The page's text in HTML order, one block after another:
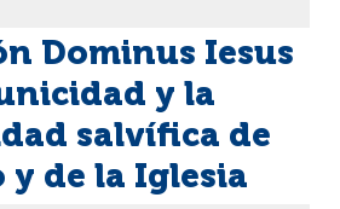
Dominus Iesus
y la
salvífica de
y de la Iglesia